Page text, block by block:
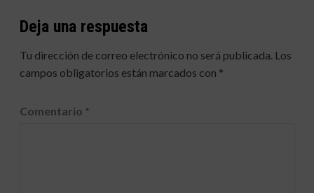
Deja una respuesta
Tu dirección de correo electrónico no será publicada. Los
campos obligatorios están marcados con *
Comentario *